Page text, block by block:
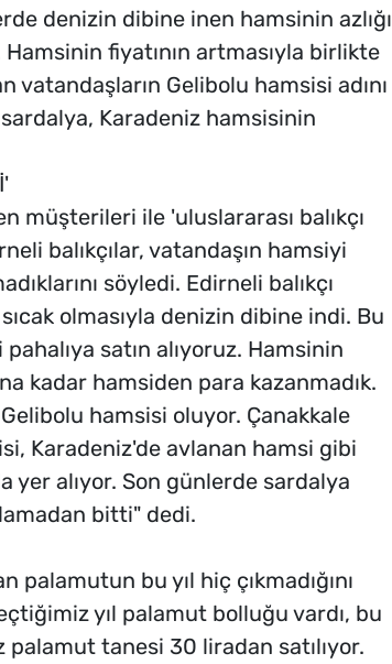
denizin dibine inen hamsinin azlığı
fiyatının artmasıyla birlikte
vatandaşların Gelibolu hamsisi adını
Karadeniz hamsisinin
müşterileri ile 'uluslararası balıkçı
balıkçılar, vatandaşın hamsiyi
söyledi. Edirneli balıkçı
olmasıyla denizin dibine indi. Bu
satın alıyoruz. Hamsinin
kadar hamsiden para kazanmadık.
hamsisi oluyor. Çanakkale
Karadeniz'de avlanan hamsi gibi
yer alıyor. Son günlerde sardalya
bitti" dedi.
palamutun bu yıl hiç çıkmadığını
yıl palamut bolluğu vardı, bu
palamut tanesi 30 liradan satılıyor.